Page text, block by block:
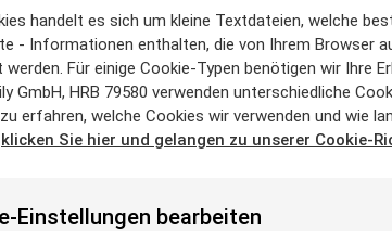
für den Erfolg
bei Industriepartnern
Ressourcen
für Ihr Team
und steigen Sie bei Bedarf in
handelt es sich um kleine Textdateien, welche
- Informationen enthalten, die von Ihrem Browser
werden. Für einige Cookie-Typen benötigen wir Ihre
GmbH, HRB 79580 verwenden unterschiedliche
erfahren, welche Cookies wir verwenden und wie
klicken Sie hier und gelangen zu unserer Cookie-
Einstellungen bearbeiten